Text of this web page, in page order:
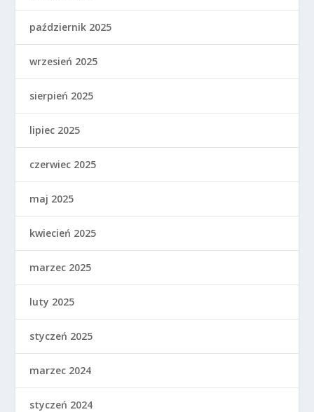
październik 2025
wrzesień 2025
sierpień 2025
lipiec 2025
czerwiec 2025
maj 2025
kwiecień 2025
marzec 2025
luty 2025
styczeń 2025
marzec 2024
styczeń 2024